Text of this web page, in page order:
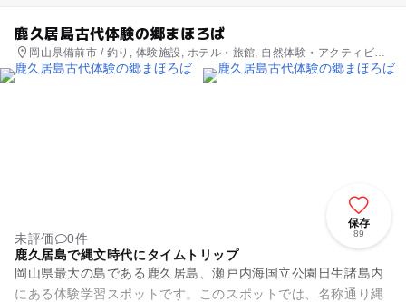
鹿久居島古代体験の郷まほろば
岡山県備前市 / 釣り, 体験施設, ホテル・旅館, 自然体験・アクティビテ
ィ
保存
89
未評価
0件
鹿久居島で縄文時代にタイムトリップ
岡山県最大の島である鹿久居島、瀬戸内海国立公園日生諸島内
にある体験学習スポットです。このスポットでは、名称通り縄